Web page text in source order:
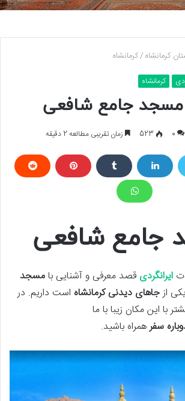
کرمانشاه/کرمانشاه
کرمانشاه
مسجد جامع شافعی
0
523 زمان تقریبی مطالعه 2 دقیقه
جامع شافعی
ایرانگردی قصد معرفی و آشنایی بامسجد
ازجاهای دیدنی کرمانشاه است داریم. در
با این مکان زیبا با ما
سفرهمراه باشید.